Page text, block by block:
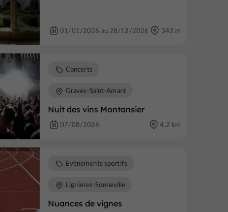
01/01/2026 au 28/12/2026 343 m
Nuit des vins Montansier
Concerts
Graves-Saint-Amant
07/08/2026 4,2 km
Nuances de vignes
Evènements sportifs
Lignières-Sonneville